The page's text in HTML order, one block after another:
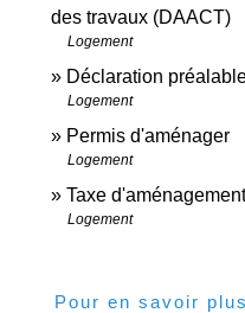
des travaux (DAACT)
Logement
Déclaration
Logement
Permis d'aménager
Logement
Taxe
Logement
Pour en savoir plus